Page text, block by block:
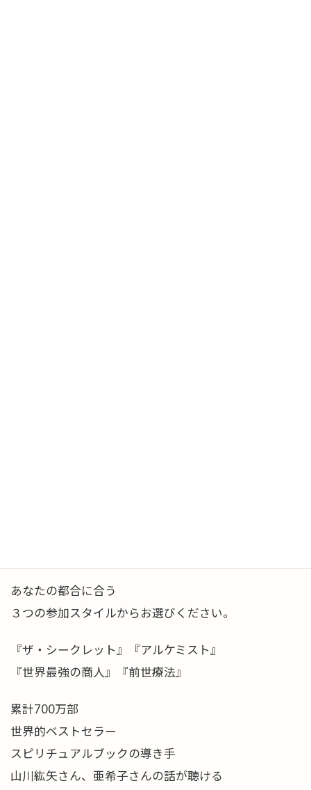
あなたの都合に合う
３つの参加スタイルからお選びください。
『ザ・シークレット』『アルケミスト』
『世界最強の商人』『前世療法』
累計700万部
世界的ベストセラー
スピリチュアルブックの導き手
山川紘矢さん、亜希子さんの話が聴ける